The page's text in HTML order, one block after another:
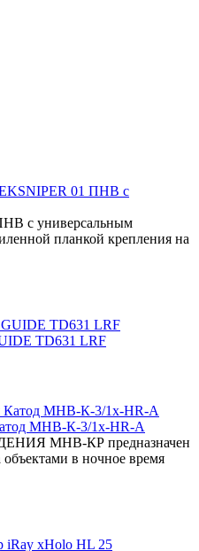
01 ПНВ с
с универсальным
планкой крепления на
TD631 LRF
МНВ-К-3/1x-HR-A
МНВ-КР предназначен
объектами в ночное время